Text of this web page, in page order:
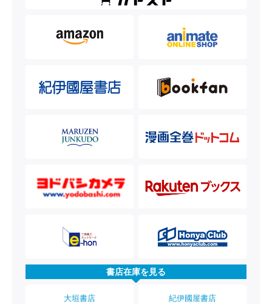
書店在庫を見る
大垣書店 紀伊國屋書店